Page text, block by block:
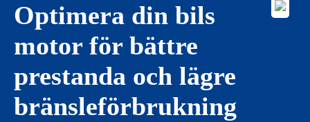
Optimera din bils
motor för bättre
prestanda och lägre
bränsleförbrukning